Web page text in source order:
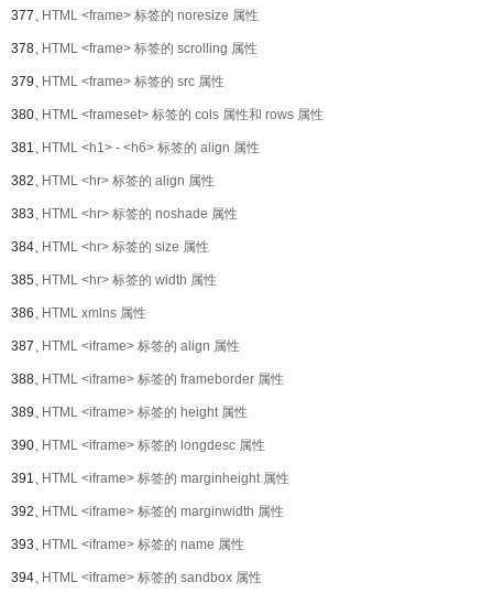
377、HTML <frame> 标签的 noresize 属性
378、HTML <frame> 标签的 scrolling 属性
379、HTML <frame> 标签的 src 属性
380、HTML <frameset> 标签的 cols 属性和 rows 属性
381、HTML <h1> - <h6> 标签的 align 属性
382、HTML <hr> 标签的 align 属性
383、HTML <hr> 标签的 noshade 属性
384、HTML <hr> 标签的 size 属性
385、HTML <hr> 标签的 width 属性
386、HTML xmlns 属性
387、HTML <iframe> 标签的 align 属性
388、HTML <iframe> 标签的 frameborder 属性
389、HTML <iframe> 标签的 height 属性
390、HTML <iframe> 标签的 longdesc 属性
391、HTML <iframe> 标签的 marginheight 属性
392、HTML <iframe> 标签的 marginwidth 属性
393、HTML <iframe> 标签的 name 属性
394、HTML <iframe> 标签的 sandbox 属性